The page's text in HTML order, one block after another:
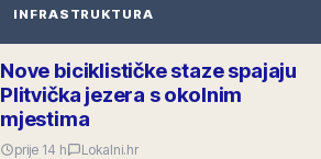
INFRASTRUKTURA
Nove biciklističke staze spajaju
Plitvička jezera s okolnim
mjestima
prije 14 h Lokalni.hr